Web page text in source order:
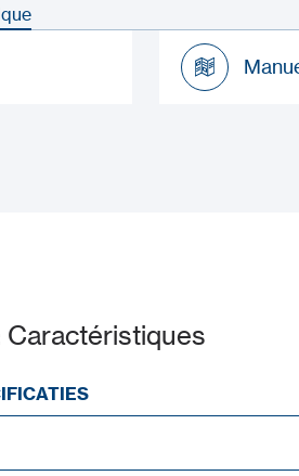
Caractéristiques